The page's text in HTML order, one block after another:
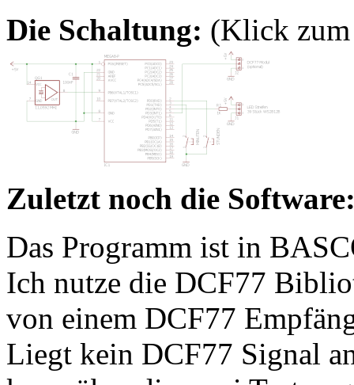
Die Schaltung: (Klick
Zuletzt noch die
Das Programm ist in
Ich nutze die DCF77
von einem DCF77
Liegt kein DCF77 Signal